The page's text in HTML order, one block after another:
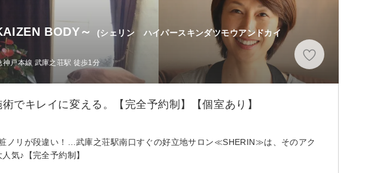
BODY～
(シェリン ハイパースキンダツモウアンドカイ
神戸本線 武庫之荘駅 徒歩1分
でキレイに変える。【完全予約制】【個室あり】
ノリが段違い！…武庫之荘駅南口すぐの好立地サロン≪SHERIN≫は、そのアク
気♪【完全予約制】